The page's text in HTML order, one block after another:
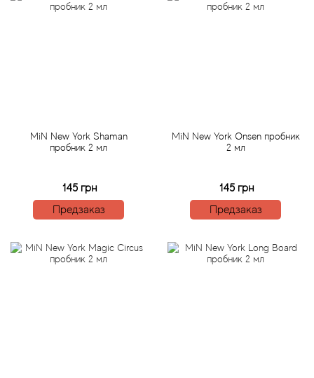
MiN New York Shaman
пробник 2 мл
145 грн
Предзаказ
MiN New York Onsen пробник
2 мл
145 грн
Предзаказ
Au Pays de la Fleur d’Oranger
Baldessarini
Balenciaga
Balmain